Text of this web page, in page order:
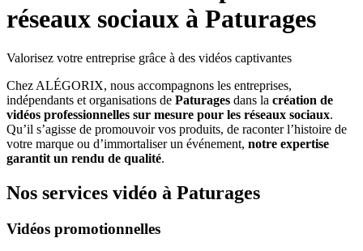
réseaux sociaux à Paturages
Valorisez votre entreprise grâce à des vidéos captivantes
Chez ALÉGORIX, nous accompagnons les entreprises,
indépendants et organisations de Paturages dans la création de
vidéos professionnelles sur mesure pour les réseaux sociaux.
Qu’il s’agisse de promouvoir vos produits, de raconter l’histoire de
votre marque ou d’immortaliser un événement, notre expertise
garantit un rendu de qualité.
Nos services vidéo à Paturages
Vidéos promotionnelles